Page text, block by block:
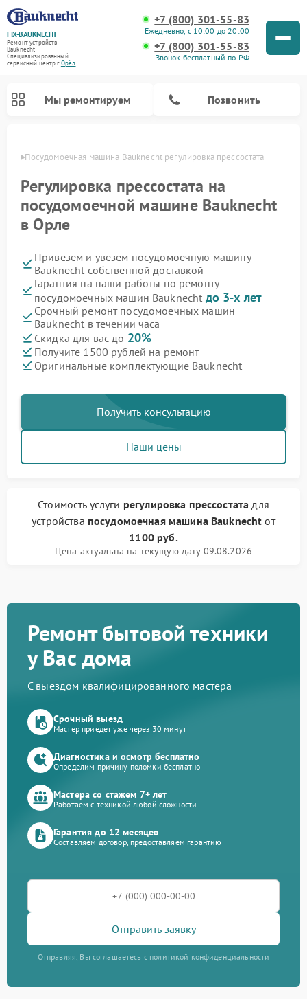
FIX-BAUKNECHT
Ремонт устройств
Bauknecht
Специализированный
cервисный центр г.Орёл
+7 (800) 301-55-83
Ежедневно, с 10:00 до 20:00
+7 (800) 301-55-83
Звонок бесплатный по РФ
Мы ремонтируем Позвонить
Посудомоечная машина Bauknecht регулировка прессостата
Регулировка прессостата на
посудомоечной машине Bauknecht
в Орле
Привезем и увезем посудомоечную машину
Bauknecht собственной доставкой
Гарантия на наши работы по ремонту
посудомоечных машин Bauknecht до 3-х лет
Срочный ремонт посудомоечных машин
Bauknecht в течении часа
Скидка для вас до 20%
Получите 1500 рублей на ремонт
Оригинальные комплектующие Bauknecht
Получить консультацию
Наши цены
Стоимость услуги регулировка прессостата для
устройства посудомоечная машина Bauknecht от
1100 руб.
Цена актуальна на текущую дату 09.08.2026
Ремонт бытовой техники
у Вас дома
С выездом квалифицированного мастера
Срочный выезд
Мастер приедет уже через 30 минут
Диагностика и осмотр бесплатно
Определим причину поломки бесплатно
Мастера со стажем 7+ лет
Работаем с техникой любой сложности
Гарантия до 12 месяцев
Составляем договор, предоставляем гарантию
Отправить заявку
Отправляя, Вы соглашаетесь с политикой конфиденциальности